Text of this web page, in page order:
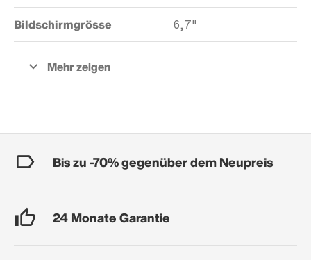
Bildschirmgrösse 6,7"
Bis zu -70% gegenüber dem Neupreis
24 Monate Garantie